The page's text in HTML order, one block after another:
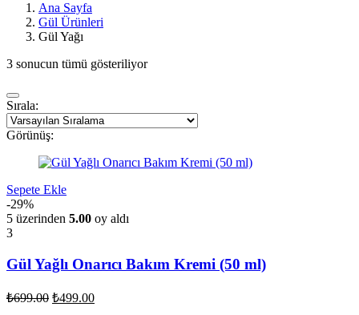
Ana Sayfa
Gül Ürünleri
Gül Yağı
3 sonucun tümü gösteriliyor
Sırala:
Görünüş:
Sepete Ekle
-29%
5 üzerinden 5.00 oy aldı
3
Gül Yağlı Onarıcı Bakım Kremi (50 ml)
₺699.00 Orijinal
₺499.00Şu